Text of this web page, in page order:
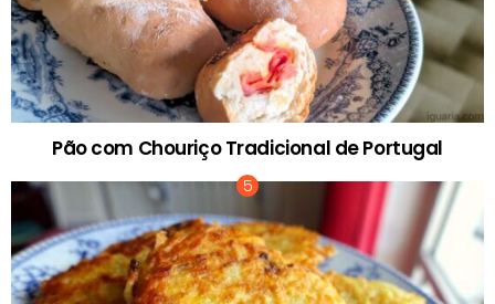
Pão com Chouriço Tradicional de Portugal